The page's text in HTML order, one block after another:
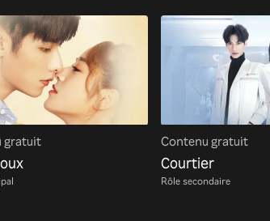
gratuit Contenu gratuit
Courtier
Rôle secondaire